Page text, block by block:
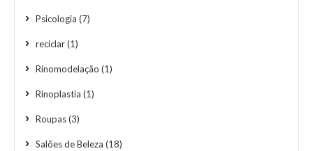
Psicologia (7)
reciclar(1)
Rinomodelação (1)
Rinoplastia (1)
Roupas(3)
Salões de Beleza (18)